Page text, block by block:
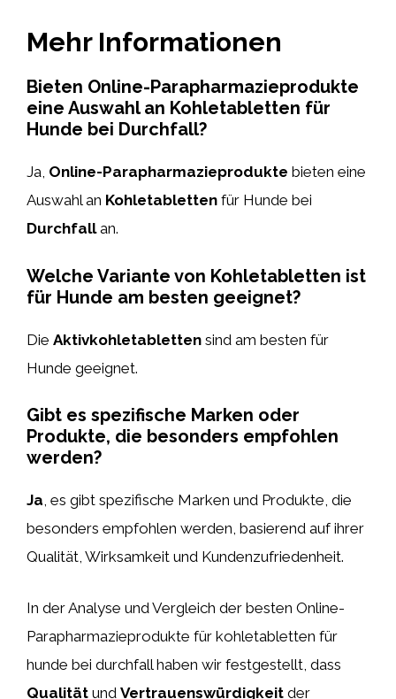
Mehr Informationen
Bieten Online-Parapharmazieprodukte
eine Auswahl an Kohletabletten für
Hunde bei Durchfall?
Ja, Online-Parapharmazieprodukte bieten eine
Auswahl an Kohletabletten für Hunde bei
Durchfallan.
Welche Variante von Kohletabletten ist
für Hunde am besten geeignet?
Die Aktivkohletabletten sind am besten für
Hunde geeignet.
Gibt es spezifische Marken oder
Produkte, die besonders empfohlen
werden?
Ja, es gibt spezifische Marken und Produkte, die
besonders empfohlen werden, basierend auf ihrer
Qualität, Wirksamkeit und Kundenzufriedenheit.
In der Analyse und Vergleich der besten Online-
Parapharmazieprodukte für kohletabletten für
hunde bei durchfall haben wir festgestellt, dass
Qualität und Vertrauenswürdigkeit der